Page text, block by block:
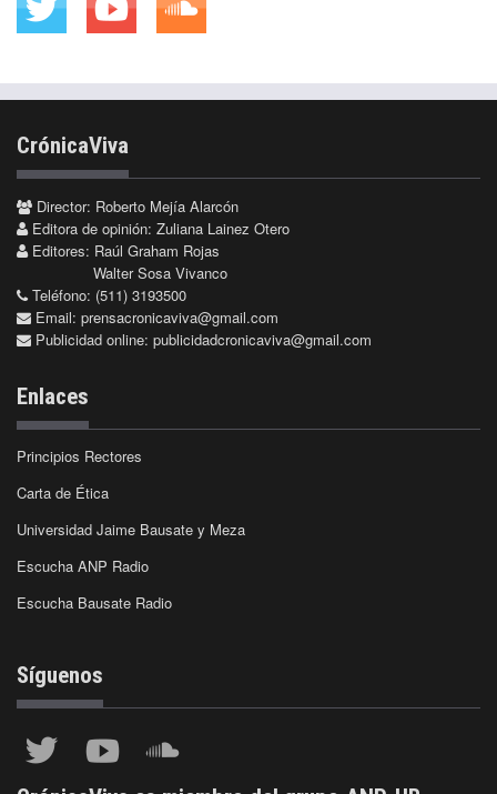
CrónicaViva
Director: Roberto Mejía Alarcón
Editora de opinión: Zuliana Lainez Otero
Editores: Raúl Graham Rojas
Walter Sosa Vivanco
Teléfono: (511) 3193500
Email: prensacronicaviva@gmail.com
Publicidad online: publicidadcronicaviva@gmail.com
Enlaces
Principios Rectores
Carta de Ética
Universidad Jaime Bausate y Meza
Escucha ANP Radio
Escucha Bausate Radio
Síguenos